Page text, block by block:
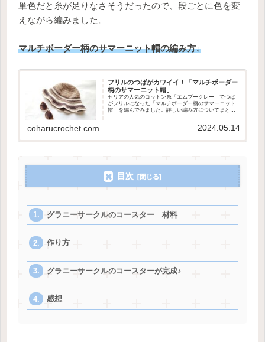
単色だと糸が足りなさそうだったので、段ごとに色を変
えながら編みました。
マルチボーダー柄のサマーニット帽の編み方↓
フリルのつばがカワイイ！「マルチボーダー
柄のサマーニット帽」
セリアの人気のコットン糸「エムブークレー」でつば
がフリルになった「マルチボーダー柄のサマーニット
帽」を編んでみました。詳しい編み方についてまとめ
coharucrochet.com 2024.05.14
目次
グラニーサークルのコースター 材料
作り方
グラニーサークルのコースターが完成♪
感想